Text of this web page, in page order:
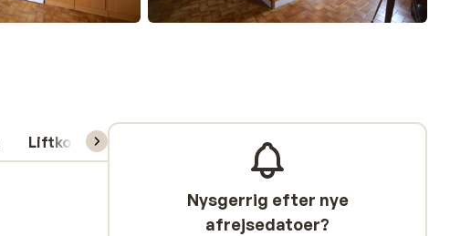
Liftkort/skileje/undervisning
Nysgerrig efter nye
afrejsedatoer?